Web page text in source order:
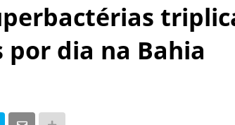
dia na Bahia